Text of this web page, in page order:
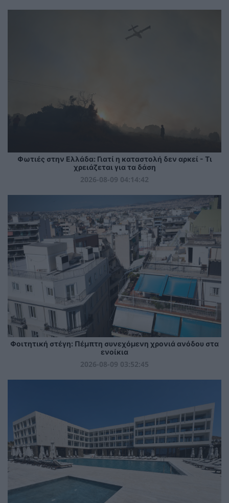
Φωτιές στην Ελλάδα: Γιατί η καταστολή δεν αρκεί - Τι
χρειάζεται για τα δάση
2026-08-09 04:14:42
Φοιτητική στέγη: Πέμπτη συνεχόμενη χρονιά ανόδου στα
ενοίκια
2026-08-09 03:52:45